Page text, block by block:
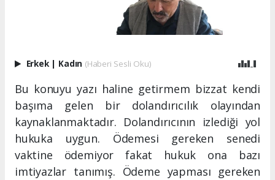
Erkek | Kadın (Haberi Sesli Oku)
Bu konuyu yazı haline getirmem bizzat kendi
başıma gelen bir dolandırıcılık olayından
kaynaklanmaktadır. Dolandırıcının izlediği yol
hukuka uygun. Ödemesi gereken senedi
vaktine ödemiyor fakat hukuk ona bazı
imtiyazlar tanımış. Ödeme yapması gereken